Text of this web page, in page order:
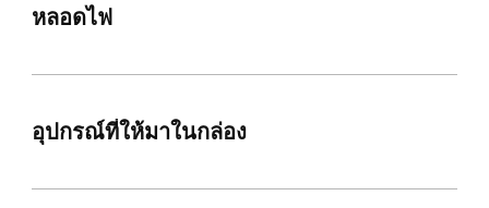
หลอดไฟ
อุปกรณ์ที่ให้มาในกล่อง